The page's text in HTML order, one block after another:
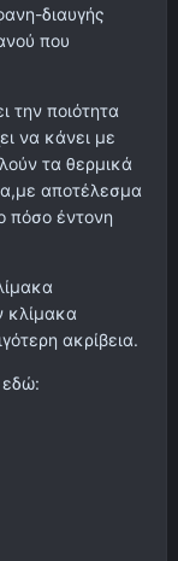
διαυγής
που
την ποιότητα
να κάνει με
τα θερμικά
αποτέλεσμα
πόσο έντονη
κλίμακα
ακρίβεια.
εδώ: